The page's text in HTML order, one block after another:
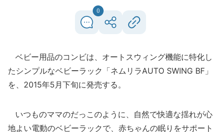
0
ベビー用品のコンビは、オートスウィング機能に特化し
たシンプルなベビーラック「ネムリラAUTO SWING BF」
を、2015年5月下旬に発売する。
いつものママのだっこのように、自然で快適な揺れが心
地よい電動のベビーラックで、赤ちゃんの眠りをサポート